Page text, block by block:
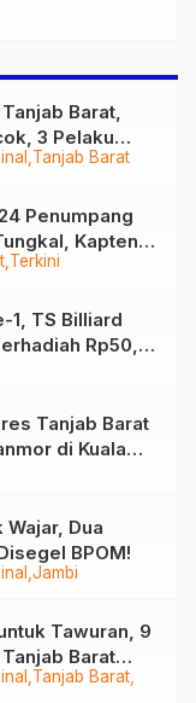
Tanjab Barat
Barat,
3 Pelaku
Terkini
Penumpang
Kapten
1, TS Billiard
Rp50,8
Tanjab Barat
di Kuala
Jambi
Dua
BPOM!
Tanjab Barat
Tawuran, 9
Barat